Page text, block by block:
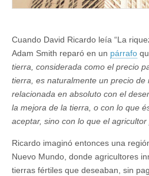
Cuando David Ricardo leía “La
Adam Smith reparó en un párrafo
tierra, considerada como el precio
tierra, es naturalmente un precio de
relacionada en absoluto con el
la mejora de la tierra, o con lo que
aceptar, sino con lo que el
Ricardo imaginó entonces una
Nuevo Mundo, donde agricultores
tierras fértiles que deseaban, sin